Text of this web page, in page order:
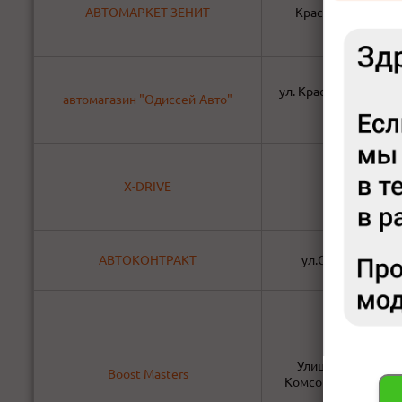
АВТОМАРКЕТ ЗЕНИТ Красноярский
автомагазин "Одиссей-Авто"
ул. Красноярский
X-DRIVE
АВТОКОНТРАКТ
Boost Masters
​​Улица Белинского
КомсоМОЛЛ